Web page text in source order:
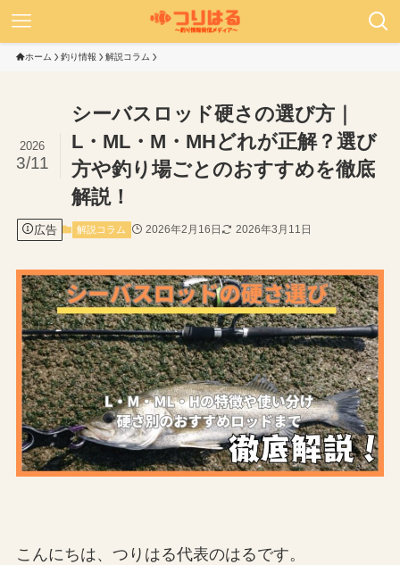
ホーム 釣り情報 解説コラム
シーバスロッド硬さの選び方｜
L・ML・M・MHどれが正解？選び
方や釣り場ごとのおすすめを徹底
解説！
2026
3/11
広告 解説コラム 2026年2月16日 2026年3月11日
こんにちは、つりはる代表のはるです。